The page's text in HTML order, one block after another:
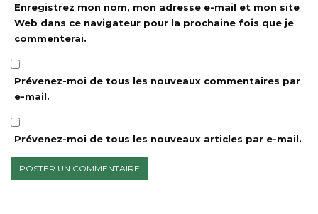
Enregistrez mon nom, mon adresse e-mail et mon site
Web dans ce navigateur pour la prochaine fois que je
commenterai.
Prévenez-moi de tous les nouveaux commentaires par
e-mail.
Prévenez-moi de tous les nouveaux articles par e-mail.